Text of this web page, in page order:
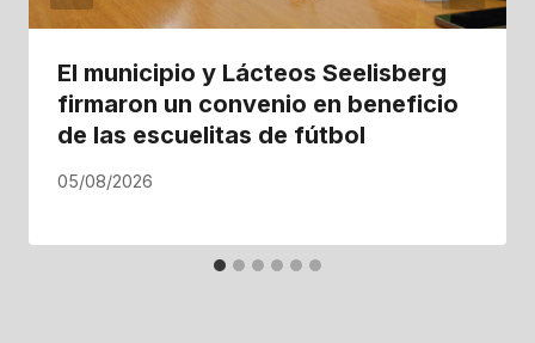
El municipio y Lácteos Seelisberg
firmaron un convenio en beneficio
de las escuelitas de fútbol
05/08/2026